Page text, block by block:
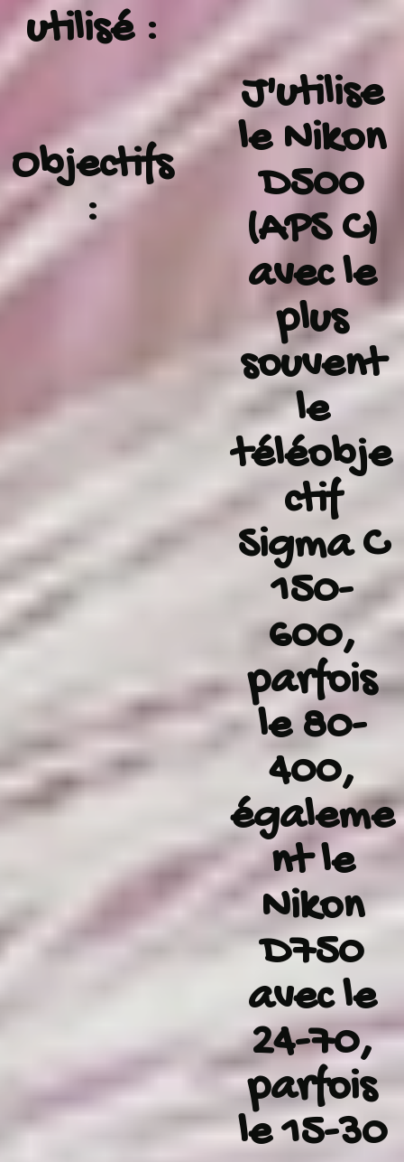
utilisé :
Objectifs
:
J'utilise
le Nikon
D500
(APS C)
avec le
plus
souvent
le
téléobje
ctif
Sigma C
150-
600,
parfois
le 80-
400,
égaleme
nt le
Nikon
D750
avec le
24-70,
parfois
le 15-30